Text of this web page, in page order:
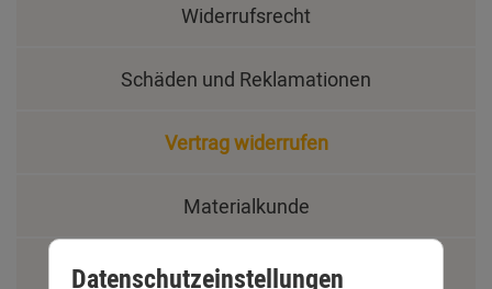
Widerrufsrecht
Schäden und Reklamationen
Vertrag widerrufen
Materialkunde
Fachbegriffe
Datenschutzeinstellungen